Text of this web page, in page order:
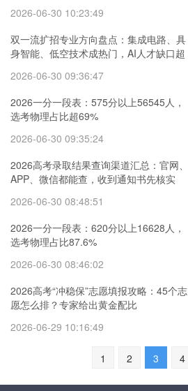
2026-06-30 10:23:49
双一流扩招专业方向盘点：集成电路、具
身智能、低空技术成热门，AI人才缺口超
2026-06-30 09:36:47
2026一分一段表：575分以上56545人，
选考物理占比超69%
2026-06-30 09:35:24
2026高考录取结果查询渠道汇总：官网、
APP、微信都能查，收到通知书先核实
2026-06-30 08:48:51
2026一分一段表：620分以上16628人，
选考物理占比87.6%
2026-06-30 08:46:02
2026高考“冲稳保”志愿填报攻略：45个志
愿怎么排？专家给出黄金配比
2026-06-29 10:16:49
1 2 3 4